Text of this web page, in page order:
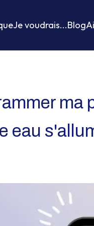
Je voudrais...Blog
ma
eau